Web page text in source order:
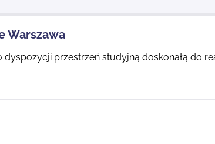
Warszawa
przestrzeń studyjną doskonałą do